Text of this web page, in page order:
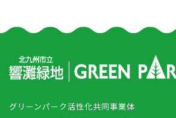
グリーンパーク活性化共同事業体